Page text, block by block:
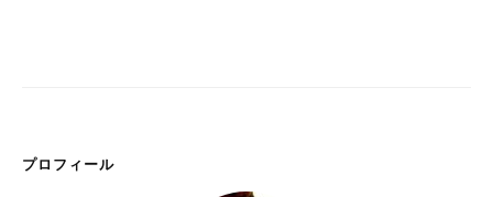
プロフィール